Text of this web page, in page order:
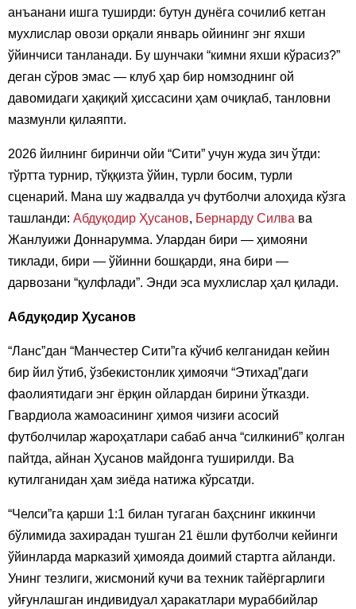
анъанани ишга туширди: бутун дунёга сочилиб кетган
мухлислар овози орқали январь ойининг энг яхши
ўйинчиси танланади. Бу шунчаки “кимни яхши кўрасиз?”
деган сўров эмас — клуб ҳар бир номзоднинг ой
давомидаги ҳақиқий ҳиссасини ҳам очиқлаб, танловни
мазмунли қилаяпти.
2026 йилнинг биринчи ойи “Сити” учун жуда зич ўтди:
тўртта турнир, тўққизта ўйин, турли босим, турли
сценарий. Мана шу жадвалда уч футболчи алоҳида кўзга
ташланди: Абдуқодир Ҳусанов, Бернарду Силва ва
Жанлуижи Доннарумма. Улардан бири — ҳимояни
тиклади, бири — ўйинни бошқарди, яна бири —
дарвозани “қулфлади”. Энди эса мухлислар ҳал қилади.
Абдуқодир Ҳусанов
“Ланс”дан “Манчестер Сити”га кўчиб келганидан кейин
бир йил ўтиб, ўзбекистонлик ҳимоячи “Этихад”даги
фаолиятидаги энг ёрқин ойлардан бирини ўтказди.
Гвардиола жамоасининг ҳимоя чизиғи асосий
футболчилар жароҳатлари сабаб анча “силкиниб” қолган
пайтда, айнан Ҳусанов майдонга туширилди. Ва
кутилганидан ҳам зиёда натижа кўрсатди.
“Челси”га қарши 1:1 билан тугаган баҳснинг иккинчи
бўлимида захирадан тушган 21 ёшли футболчи кейинги
ўйинларда марказий ҳимояда доимий стартга айланди.
Унинг тезлиги, жисмоний кучи ва техник тайёргарлиги
уйғунлашган индивидуал ҳаракатлари мураббийлар